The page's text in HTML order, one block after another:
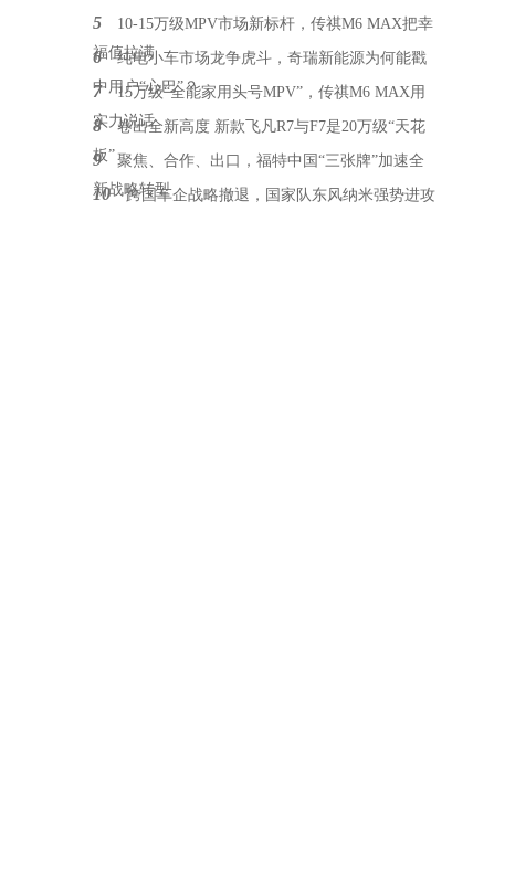
5
10-15万级MPV市场新标杆，传祺M6 MAX把幸
福值拉满
6
纯电小车市场龙争虎斗，奇瑞新能源为何能戳
中用户“心巴”？
7
15万级“全能家用头号MPV”，传祺M6 MAX用
实力说话
8
卷出全新高度 新款飞凡R7与F7是20万级“天花
板”
9
聚焦、合作、出口，福特中国“三张牌”加速全
新战略转型
10 跨国车企战略撤退，国家队东风纳米强势进攻